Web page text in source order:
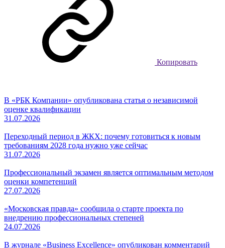
Копировать
В «РБК Компании» опубликована статья о независимой
оценке квалификации
31.07.2026
Переходный период в ЖКХ: почему готовиться к новым
требованиям 2028 года нужно уже сейчас
31.07.2026
Профессиональный экзамен является оптимальным методом
оценки компетенций
27.07.2026
«Московская правда» сообщила о старте проекта по
внедрению профессиональных степеней
24.07.2026
В журнале «Business Excellence» опубликован комментарий